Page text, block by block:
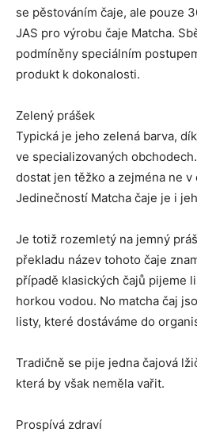
se pěstováním čaje, ale pouze
JAS pro výrobu čaje Matcha.
podmíněny speciálním
produkt k dokonalosti.
Zelený prášek
Typická je jeho zelená barva,
ve specializovaných
dostat jen těžko a zejména ne v
Jedinečností Matcha čaje je i
Je totiž rozemletý na jemný
překladu název tohoto čaje
případě klasických čajů pijeme
horkou vodou. No matcha čaj
listy, které dostáváme do
Tradičně se pije jedna čajová
která by však neměla vařit.
Prospívá zdraví